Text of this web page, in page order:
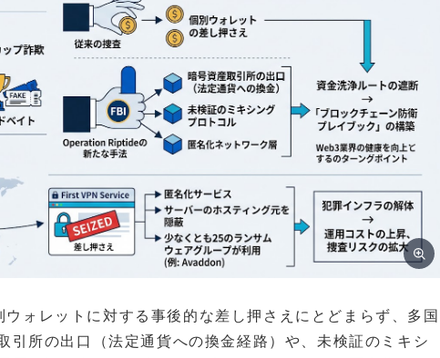
ォレットに対する事後的な差し押さえにとどまらず、多国
引所の出口（法定通貨への換金経路）や、未検証のミキシ